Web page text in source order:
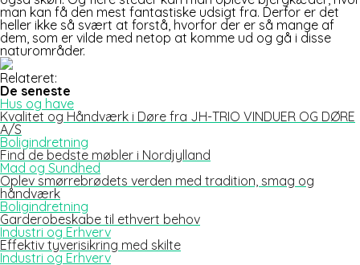
man kan få den mest fantastiske udsigt fra. Derfor er det
heller ikke så svært at forstå, hvorfor der er så mange af
dem, som er vilde med netop at komme ud og gå i disse
naturområder.
Relateret:
De seneste
Hus og have
Kvalitet og Håndværk i Døre fra JH-TRIO VINDUER OG DØRE
A/S
Boligindretning
Find de bedste møbler i Nordjylland
Mad og Sundhed
Oplev smørrebrødets verden med tradition, smag og
håndværk
Boligindretning
Garderobeskabe til ethvert behov
Industri og Erhverv
Effektiv tyverisikring med skilte
Industri og Erhverv